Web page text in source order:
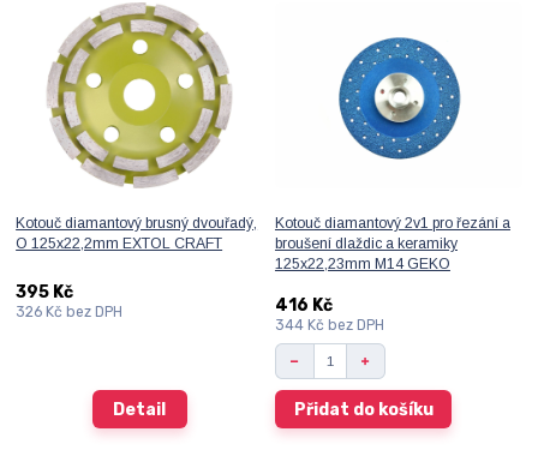
Kotouč diamantový brusný dvouřadý,
O 125x22,2mm EXTOL CRAFT
395 Kč
326 Kč bez DPH
Detail
Kotouč diamantový 2v1 pro řezání a
broušení dlaždic a keramiky
125x22,23mm M14 GEKO
416 Kč
344 Kč bez DPH
Přidat do košíku